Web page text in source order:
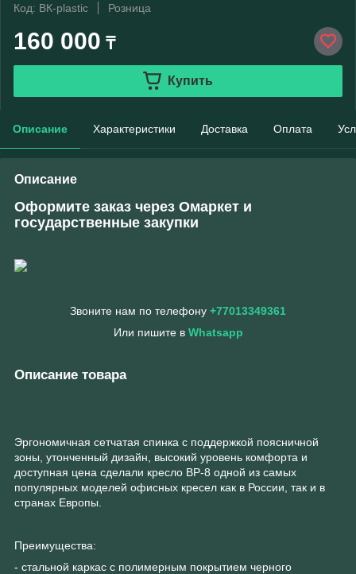
Код: BК-plastic
Розница
160 000 ₸
Купить
Описание Характеристики Доставка Оплата
Описание
Оформите заказ через Омаркет и
государственные закупки
Звоните нам по телефону +77013349361
Или пишите в Whatsapp
Описание товара
Эргономичная сетчатая спинка с поддержкой поясничной
зоны, утонченный дизайн, высокий уровень комфорта и
доступная цена сделали кресло BP-8 одной из самых
популярных моделей офисных кресел как в России, так и в
странах Европы.
Преимущества:
- стальной каркас с полимерным покрытием черного